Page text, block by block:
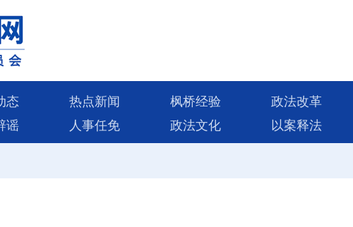
态 热点新闻 枫桥经验 政法改革
谣 人事任免 政法文化 以案释法